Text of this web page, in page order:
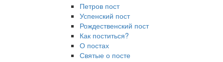
Петров пост
Успенский пост
Рождественский пост
Как поститься?
О постах
Святые о посте